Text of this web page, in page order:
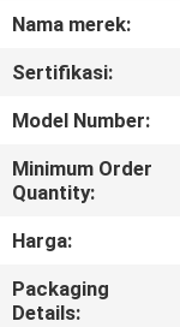
TENTANG
TUR
PABRIK
KONTROL
KUALITAS
Nama merek:
Sertifikasi:
Model Number:
Minimum Order
Quantity:
Harga:
Packaging
Details: